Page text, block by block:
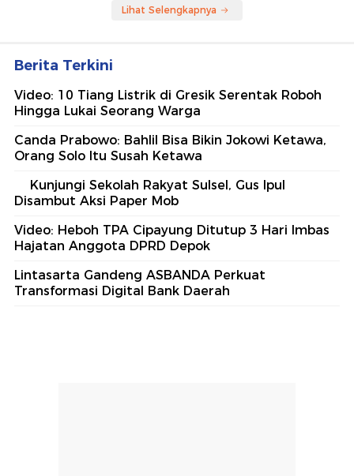
Lihat Selengkapnya
Berita Terkini
Video: 10 Tiang Listrik di Gresik Serentak Roboh
Hingga Lukai Seorang Warga
Canda Prabowo: Bahlil Bisa Bikin Jokowi Ketawa,
Orang Solo Itu Susah Ketawa
Kunjungi Sekolah Rakyat Sulsel, Gus Ipul
Disambut Aksi Paper Mob
Video: Heboh TPA Cipayung Ditutup 3 Hari Imbas
Hajatan Anggota DPRD Depok
Lintasarta Gandeng ASBANDA Perkuat
Transformasi Digital Bank Daerah